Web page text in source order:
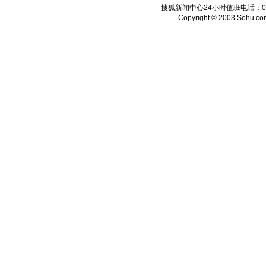
搜狐新闻中心24小时值班电话
Copyright © 2003